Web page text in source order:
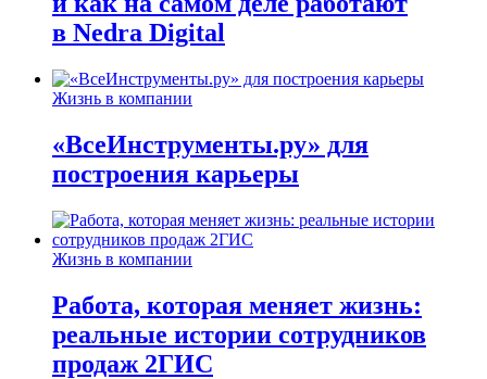
в Nedra Digital
Жизнь в компании
«ВсеИнструменты.ру» для
построения карьеры
Жизнь в компании
Работа, которая меняет жизнь:
реальные истории сотрудников
продаж 2ГИС